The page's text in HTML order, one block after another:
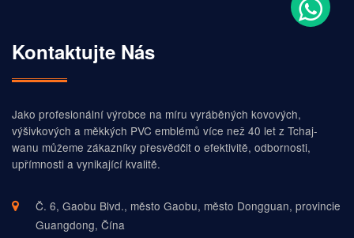
Kontaktujte Nás
Jako profesionální výrobce na míru vyráběných kovových,
výšivkových a měkkých PVC emblémů více než 40 let z Tchaj-
wanu můžeme zákazníky přesvědčit o efektivitě, odbornosti,
upřímnosti a vynikající kvalitě.
Č. 6, Gaobu Blvd., město Gaobu, město Dongguan, provincie
Guangdong, Čína